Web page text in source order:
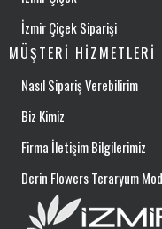
İzmir Çiçek Siparişi
MÜŞTERI HIZMETLERI
Nasıl Sipariş Verebilirim
Biz Kimiz
Firma İletişim Bilgilerimiz
Derin Flowers Teraryum